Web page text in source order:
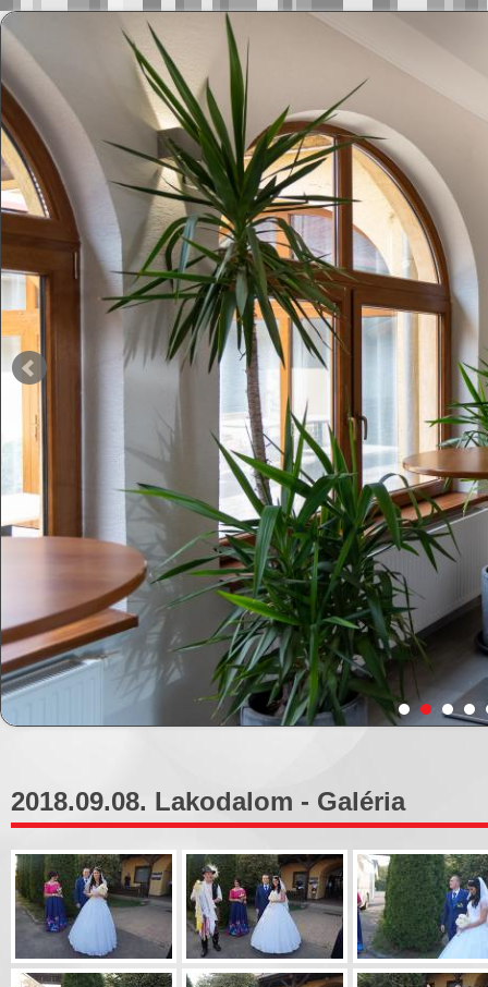
2018.09.08. Lakodalom - Galéria